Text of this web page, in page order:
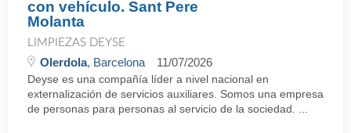
con vehículo. Sant Pere
Molanta
LIMPIEZAS DEYSE
Olerdola, Barcelona 11/07/2026
Deyse es una compañía líder a nivel nacional en
externalización de servicios auxiliares. Somos una empresa
de personas para personas al servicio de la sociedad. ...